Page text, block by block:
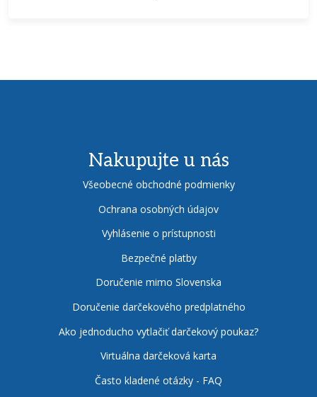
Nakupujte u nás
Všeobecné obchodné podmienky
Ochrana osobných údajov
Vyhlásenie o prístupnosti
Bezpečné platby
Doručenie mimo Slovenska
Doručenie darčekového predplatného
Ako jednoducho vytlačiť darčekový poukaz?
Virtuálna darčeková karta
Často kladené otázky - FAQ